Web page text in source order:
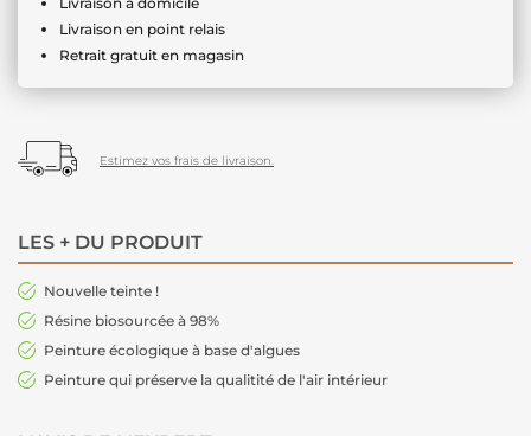
Livraison en point relais
Retrait gratuit en magasin
Estimez vos frais de livraison.
LES + DU PRODUIT
Nouvelle teinte !
Résine biosourcée à 98%
Peinture écologique à base d'algues
Peinture qui préserve la qualitité de l'air intérieur